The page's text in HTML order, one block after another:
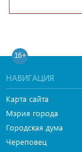
16+
НАВИГАЦИЯ
Карта сайта
Мэрия города
Городская дума
Череповец